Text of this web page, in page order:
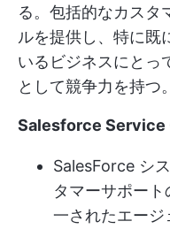
る。包括的なカスタ
ルを提供し、特に既
いるビジネスにとっ
として競争力を持つ。
Salesforce Service
SalesForce シ
タマーサポー
一されたエージ